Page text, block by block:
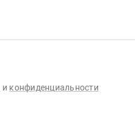
и конфиденциальности